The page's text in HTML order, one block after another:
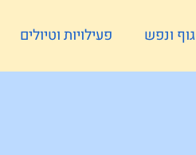
גוף ונפש פעילויות וטיולים